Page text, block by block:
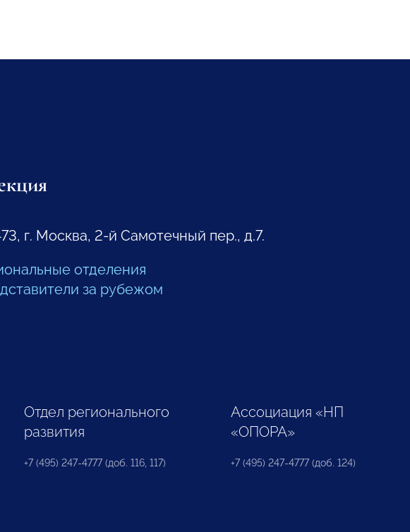
г. Москва, 2-й Самотечный пер., д.7.
отделения
за рубежом
Отдел регионального
развития
+7 (495) 247-4777 (доб. 116, 117)
Ассоциация «НП
«ОПОРА»
+7 (495) 247-4777 (доб. 124)